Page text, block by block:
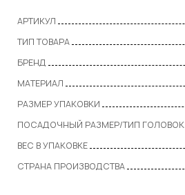
АРТИКУЛ
ТИП ТОВАРА
БРЕНД
МАТЕРИАЛ
РАЗМЕР УПАКОВКИ
ПОСАДОЧНЫЙ РАЗМЕР/ТИП ГОЛОВОК
ВЕС В УПАКОВКЕ
СТРАНА ПРОИЗВОДСТВА